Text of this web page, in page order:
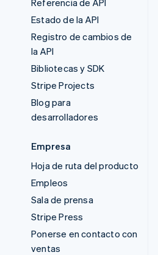
Estado de la API
Registro de cambios de
la API
Bibliotecas y SDK
Stripe Projects
Blog para
desarrolladores
Empresa
Hoja de ruta del producto
Empleos
Sala de prensa
Stripe Press
Ponerse en contacto con
ventas